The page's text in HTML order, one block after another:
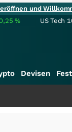
und
% US Tech
Devisen